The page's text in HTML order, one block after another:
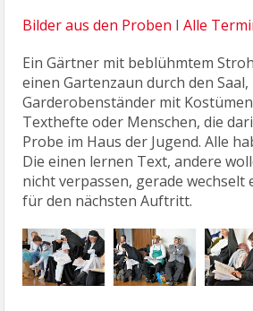
Bilder aus den Proben IAlle
Ein Gärtner mit beblühmtem
einen Gartenzaun durch den
Garderobenständer mit
Texthefte oder Menschen, die
Probe im Haus der Jugend. Alle
Die einen lernen Text, andere
nicht verpassen, gerade wechselt
für den nächsten Auftritt.